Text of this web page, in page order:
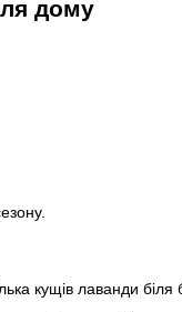
дому
кущів лаванди біля